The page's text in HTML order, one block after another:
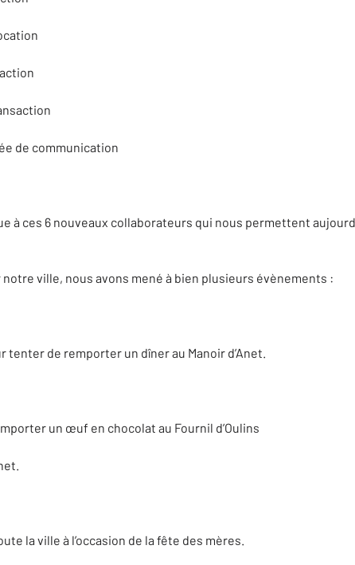
de communication
à ces 6 nouveaux collaborateurs qui nous permettent
ville, nous avons mené à bien plusieurs évènements :
tenter de remporter un dîner au Manoir d’Anet.
un œuf en chocolat au Fournil d’Oulins
la ville à l’occasion de la fête des mères.